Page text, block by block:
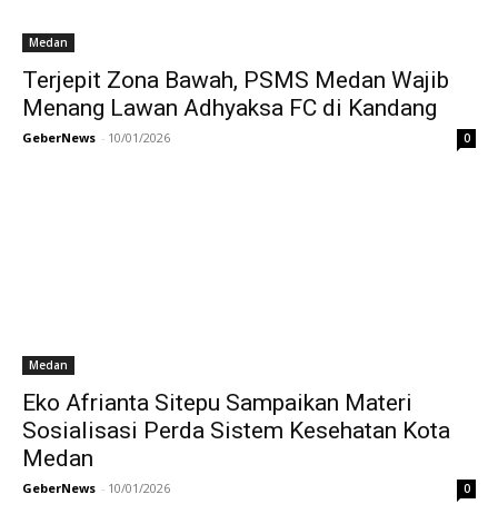
Medan
Terjepit Zona Bawah, PSMS Medan Wajib
Menang Lawan Adhyaksa FC di Kandang
GeberNews - 10/01/2026 0
Medan
Eko Afrianta Sitepu Sampaikan Materi
Sosialisasi Perda Sistem Kesehatan Kota
Medan
GeberNews - 10/01/2026 0